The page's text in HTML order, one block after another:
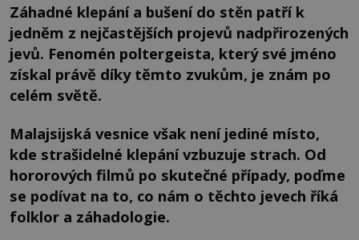
Záhadné klepání a bušení do stěn patří k
jedněm z nejčastějších projevů nadpřirozených
jevů. Fenomén poltergeista, který své jméno
získal právě díky těmto zvukům, je znám po
celém světě.
Malajsijská vesnice však není jediné místo,
kde strašidelné klepání vzbuzuje strach. Od
hororových filmů po skutečné případy, poďme
se podívat na to, co nám o těchto jevech říká
folklor a záhadologie.